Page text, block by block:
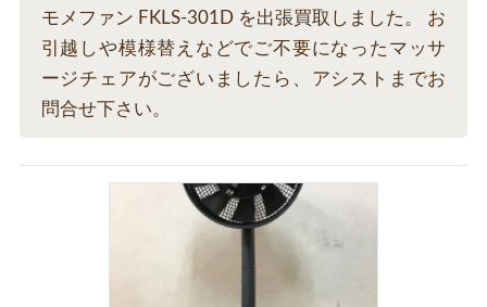
モメファン FKLS-301D を出張買取しました。 お
引越しや模様替えなどでご不要になったマッサ
ージチェアがございましたら、アシストまでお
問合せ下さい。